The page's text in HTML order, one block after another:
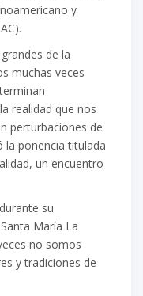
y
de la
muchas veces
realidad que nos
perturbaciones de
la ponencia titulada
un encuentro
su
María La
no somos
y tradiciones de